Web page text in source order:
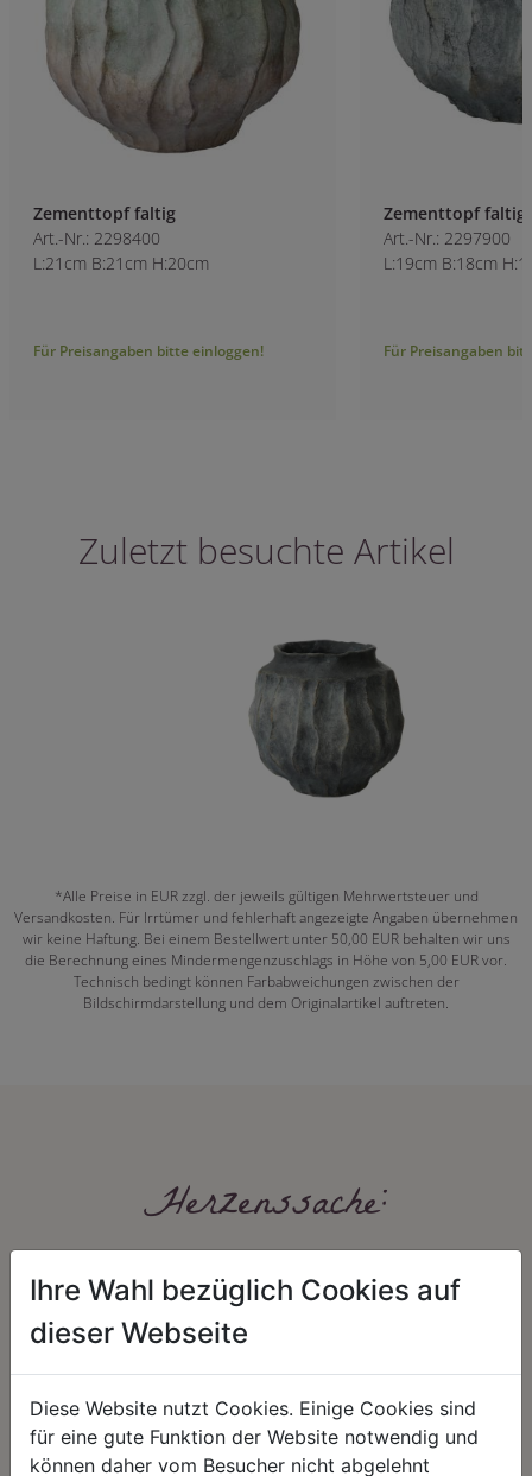
Zementtopf faltig
Art.-Nr.: 2298400
L:21cm B:21cm H:20cm
Für Preisangaben bitte einloggen!
Zementtopf faltig
Art.-Nr.: 2297900
L:19cm B:18cm
Für Preisangaben
Zuletzt besuchte Artikel
*Alle Preise in EUR zzgl. der jeweils gültigen Mehrwertsteuer und
Versandkosten. Für Irrtümer und fehlerhaft angezeigte Angaben übernehmen
wir keine Haftung. Bei einem Bestellwert unter 50,00 EUR behalten wir uns
die Berechnung eines Mindermengenzuschlags in Höhe von 5,00 EUR vor.
Technisch bedingt können Farbabweichungen zwischen der
Bildschirmdarstellung und dem Originalartikel auftreten.
Herzenssache:
HARMONIE
Unser Sortiment steht für ein
FAIRNESS
Nicht immer ist der günstigste Preis
Ihre Wahl bezüglich Cookies auf
dieser Webseite
Diese Website nutzt Cookies. Einige Cookies sind
für eine gute Funktion der Website notwendig und
können daher vom Besucher nicht abgelehnt